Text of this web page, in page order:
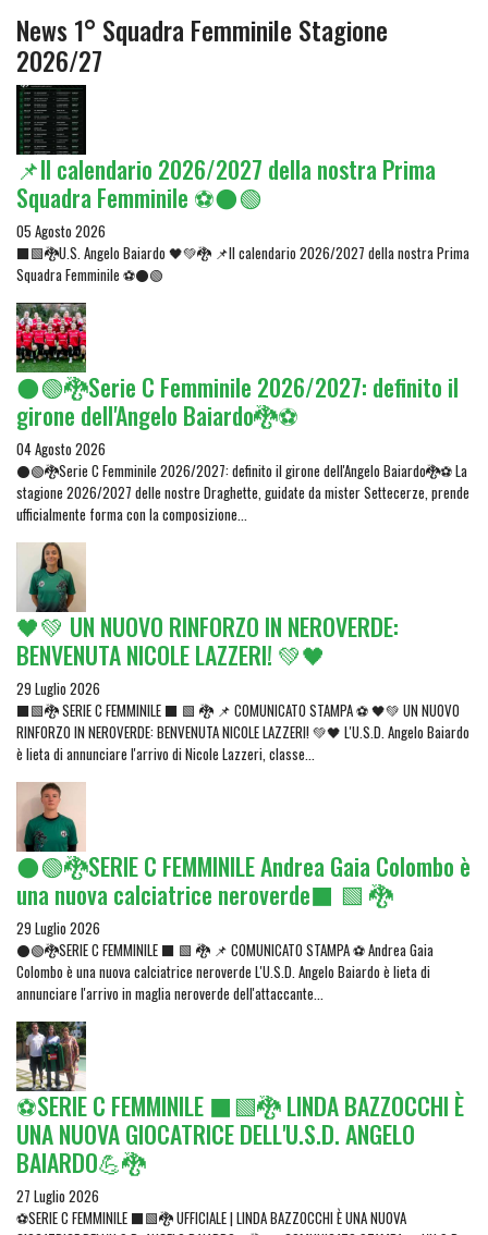
News 1° Squadra Femminile Stagione
2026/27
📌Il calendario 2026/2027 della nostra Prima
Squadra Femminile ⚽⚫🟢
05 Agosto 2026
⬛🟩🐉U.S. Angelo Baiardo 🖤💚🐉 📌Il calendario 2026/2027 della nostra Prima
Squadra Femminile ⚽⚫🟢
⚫🟢🐉Serie C Femminile 2026/2027: definito il
girone dell'Angelo Baiardo🐉⚽
04 Agosto 2026
⚫🟢🐉Serie C Femminile 2026/2027: definito il girone dell'Angelo Baiardo🐉⚽ La
stagione 2026/2027 delle nostre Draghette, guidate da mister Settecerze, prende
ufficialmente forma con la composizione...
🖤💚 UN NUOVO RINFORZO IN NEROVERDE:
BENVENUTA NICOLE LAZZERI! 💚🖤
29 Luglio 2026
⬛🟩🐉 SERIE C FEMMINILE ⬛ 🟩 🐉 📌 COMUNICATO STAMPA ⚽ 🖤💚 UN NUOVO
RINFORZO IN NEROVERDE: BENVENUTA NICOLE LAZZERI! 💚🖤 L'U.S.D. Angelo Baiardo
è lieta di annunciare l'arrivo di Nicole Lazzeri, classe...
⚫🟢🐉SERIE C FEMMINILE Andrea Gaia Colombo è
una nuova calciatrice neroverde⬛ 🟩 🐉
29 Luglio 2026
⚫🟢🐉SERIE C FEMMINILE ⬛ 🟩 🐉 📌 COMUNICATO STAMPA ⚽ Andrea Gaia
Colombo è una nuova calciatrice neroverde L'U.S.D. Angelo Baiardo è lieta di
annunciare l'arrivo in maglia neroverde dell'attaccante...
⚽SERIE C FEMMINILE ⬛🟩🐉 LINDA BAZZOCCHI È
UNA NUOVA GIOCATRICE DELL'U.S.D. ANGELO
BAIARDO💪🐉
27 Luglio 2026
⚽SERIE C FEMMINILE ⬛🟩🐉 UFFICIALE | LINDA BAZZOCCHI È UNA NUOVA